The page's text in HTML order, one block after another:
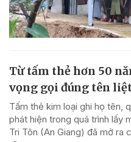
Từ tấm thẻ hơn 50
vọng gọi đúng tên
Tấm thẻ kim loại ghi họ tên,
phát hiện trong quá trình lấy
Tri Tôn (An Giang) đã mở ra